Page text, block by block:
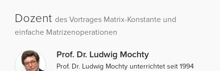
Dozent des Vortrages Matrix-Konstante und
einfache Matrizenoperationen
Prof. Dr. Ludwig Mochty
Prof. Dr. Ludwig Mochty unterrichtet seit 1994